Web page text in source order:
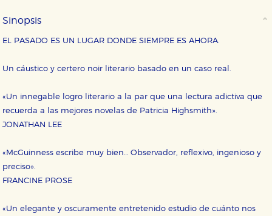
Sinopsis
EL PASADO ES UN LUGAR DONDE SIEMPRE ES AHORA.
Un cáustico y certero noir literario basado en un caso real.
«Un innegable logro literario a la par que una lectura adictiva que
recuerda a las mejores novelas de Patricia Highsmith».
JONATHAN LEE
«McGuinness escribe muy bien… Observador, reflexivo, ingenioso y
preciso».
FRANCINE PROSE
«Un elegante y oscuramente entretenido estudio de cuánto nos
Cookies necesarias